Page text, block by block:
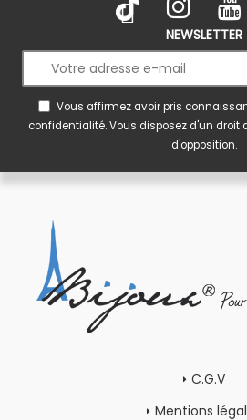
NEWSLETTER
Vous affirmez avoir pris
confidentialité. Vous disposez d'un droit
d'opposition.
C.G.V
Mentions